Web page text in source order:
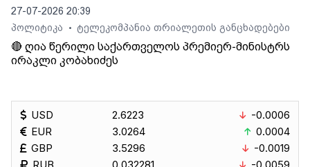
27-07-2026 20:39
პოლიტიკა
• ტელეკომპანია თრიალეთის განცხადებები
🔴 ღია წერილი საქართველოს პრემიერ-მინისტრს
ირაკლი კობახიძეს
USD
EUR
GBP
2.6223
3.0264
3.5296
-0.0006
0.0004
-0.0019